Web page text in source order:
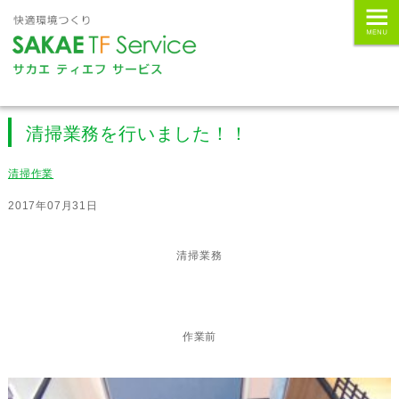
清掃業務を行いました！！
清掃作業
2017年07月31日
清掃業務
作業前